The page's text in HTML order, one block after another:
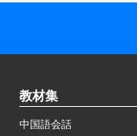
教材集
中国語会話